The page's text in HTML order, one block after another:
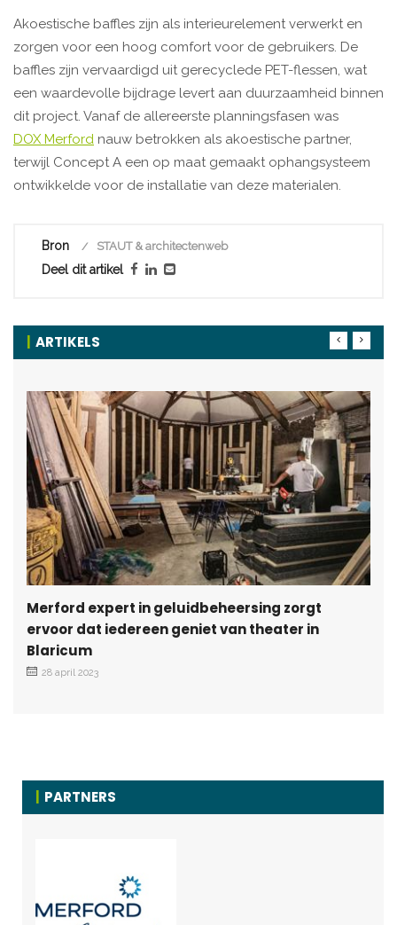
Akoestische baffles zijn als interieurelement verwerkt en
zorgen voor een hoog comfort voor de gebruikers. De
baffles zijn vervaardigd uit gerecyclede PET-flessen, wat
een waardevolle bijdrage levert aan duurzaamheid binnen
dit project. Vanaf de allereerste planningsfasen was
DOX Merford nauw betrokken als akoestische partner,
terwijl Concept A een op maat gemaakt ophangsysteem
ontwikkelde voor de installatie van deze materialen.
Bron STAUT & architectenweb
Deel dit artikel
ARTIKELS
Merford expert in geluidbeheersing zorgt
ervoor dat iedereen geniet van theater in
Blaricum
28 april 2023
PARTNERS